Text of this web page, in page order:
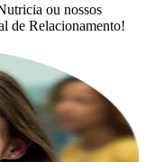
ou nossos
de Relacionamento!